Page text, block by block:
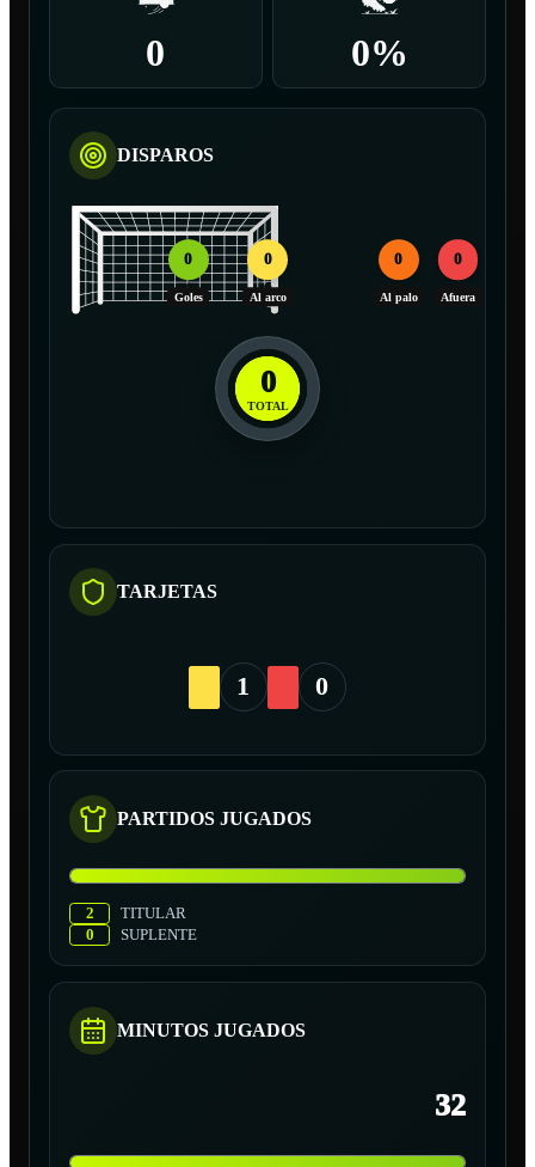
0 0%
DISPAROS
0
Goles
0
Al arco
0
Al palo
0
Afuera
0
TOTAL
TARJETAS
1 0
PARTIDOS JUGADOS
2
TITULAR
0
SUPLENTE
MINUTOS JUGADOS
32